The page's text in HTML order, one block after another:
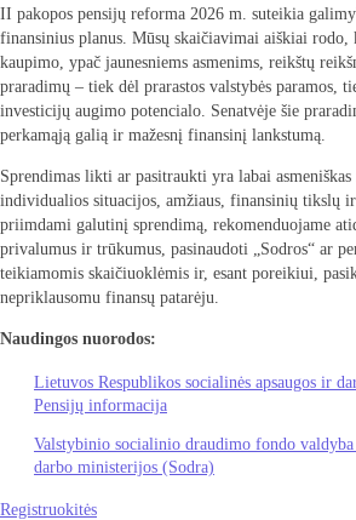
II pakopos pensijų reforma 2026 m. suteikia
finansinius planus. Mūsų skaičiavimai aiškiai rodo,
kaupimo, ypač jaunesniems asmenims, reikštų
praradimų – tiek dėl prarastos valstybės paramos,
investicijų augimo potencialo. Senatvėje šie
perkamąją galią ir mažesnį finansinį lankstumą.
Sprendimas likti ar pasitraukti yra labai
individualios situacijos, amžiaus, finansinių tikslų
priimdami galutinį sprendimą, rekomenduojame
privalumus ir trūkumus, pasinaudoti „Sodros“ ar
teikiamomis skaičiuoklėmis ir, esant poreikiui,
nepriklausomu finansų patarėju.
Naudingos nuorodos:
Lietuvos Respublikos socialinės apsaugos ir
Pensijų informacija
Valstybinio socialinio draudimo fondo
darbo ministerijos (Sodra)
Registruokitės